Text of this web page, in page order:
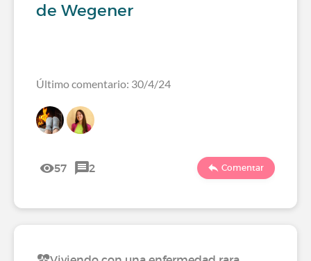
de Wegener
Último comentario: 30/4/24
57 2 Comentar